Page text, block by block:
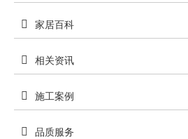
家居百科
相关资讯
施工案例
品质服务